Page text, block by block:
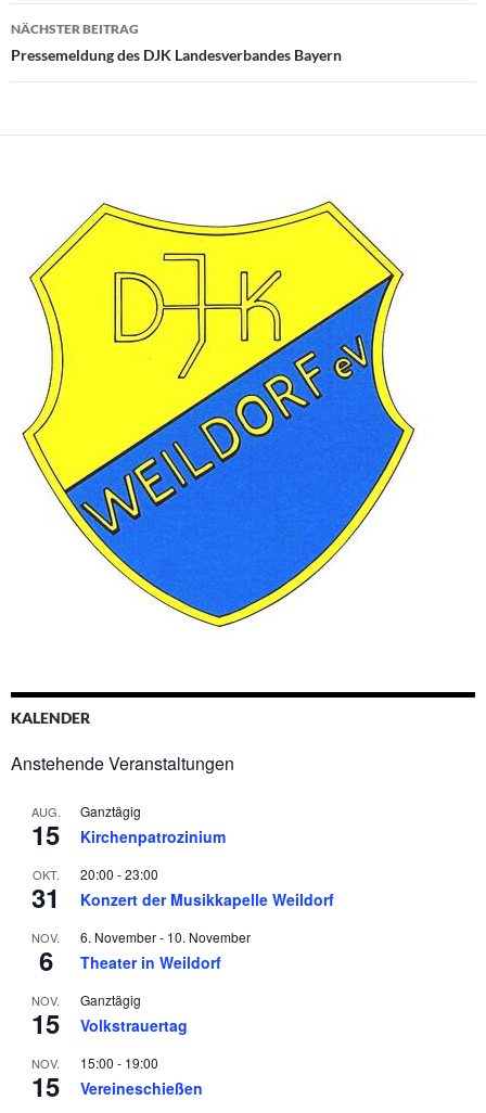
NÄCHSTER BEITRAG
Pressemeldung des DJK Landesverbandes Bayern
KALENDER
Anstehende Veranstaltungen
AUG.
15
Ganztägig
Kirchenpatrozinium
OKT.
31
20:00 -23:00
Konzert der Musikkapelle Weildorf
NOV.
6
6. November- 10. November
Theater in Weildorf
NOV.
15
Ganztägig
Volkstrauertag
NOV.
15
15:00 - 19:00
Vereineschießen